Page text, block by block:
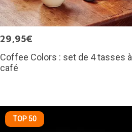
29,95€
Coffee Colors : set de 4 tasses à
café
TOP 50